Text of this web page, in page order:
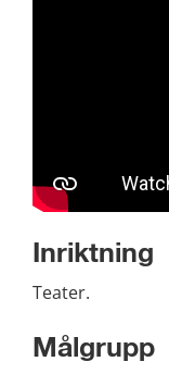
Inriktning
Teater.
Målgrupp